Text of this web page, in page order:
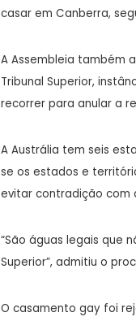
casar em Canberra,
A Assembleia também
Tribunal Superior,
recorrer para anular a
A Austrália tem seis
se os estados e
evitar contradição com
“São águas legais que
Superior”, admitiu o
O casamento gay foi